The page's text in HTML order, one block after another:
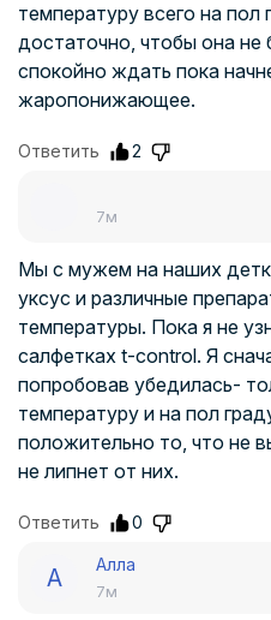
температуру всего на пол
достаточно, чтобы она
спокойно ждать пока
жаропонижающее.
Ответить 2
7м
Мы с мужем на наших
уксус и различные
температуры. Пока я не
салфетках t-control. Я
попробовав убедилась-
температуру и на пол
положительно то, что не
не липнет от них.
Ответить 0
А Алла
7м